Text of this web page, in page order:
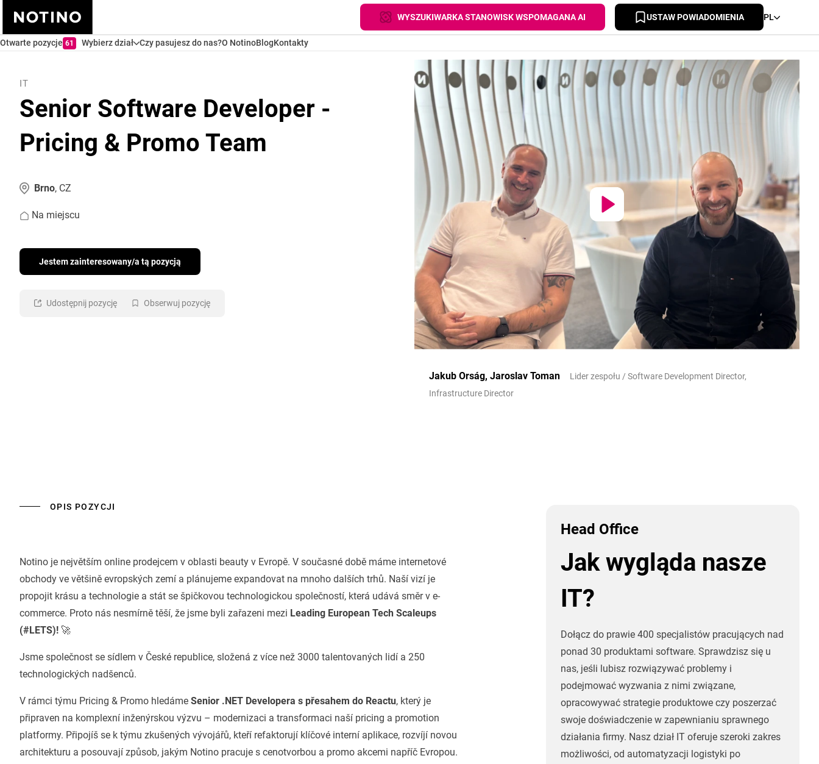
WYSZUKIWARKA STANOWISK WSPOMAGANA AI USTAW POWIADOMIENIA PL
Otwarte pozycje 61 Wybierz dział Czy pasujesz do nas?O NotinoBlogKontakty
IT
Senior Software Developer -
Pricing & Promo Team
Brno, CZ
Na miejscu
Jestem zainteresowany/a tą pozycją
Udostępnij pozycję Obserwuj pozycję
Jakub Orság, Jaroslav Toman
Lider zespołu / Software Development Director,
Infrastructure Director
OPIS POZYCJI
Notino je největším online prodejcem v oblasti beauty v Evropě. V současné době máme internetové
obchody ve většině evropských zemí a plánujeme expandovat na mnoho dalších trhů. Naší vizí je
propojit krásu a technologie a stát se špičkovou technologickou společností, která udává směr v e-
commerce. Proto nás nesmírně těší, že jsme byli zařazeni mezi Leading European Tech Scaleups
(#LETS)! 🚀
Jsme společnost se sídlem v České republice, složená z více než 3000 talentovaných lidí a 250
technologických nadšenců.
V rámci týmu Pricing & Promo hledáme Senior .NET Developera s přesahem do Reactu, který je
připraven na komplexní inženýrskou výzvu – modernizaci a transformaci naší pricing a promotion
platformy. Připojíš se k týmu zkušených vývojářů, kteří refaktorují klíčové interní aplikace, rozvíjí novou
architekturu a posouvají způsob, jakým Notino pracuje s cenotvorbou a promo akcemi napříč Evropou.
Head Office
Jak wygląda nasze
IT?
Dołącz do prawie 400 specjalistów pracujących nad
ponad 30 produktami software. Sprawdzisz się u
nas, jeśli lubisz rozwiązywać problemy i
podejmować wyzwania z nimi związane,
opracowywać strategie produktowe czy poszerzać
swoje doświadczenie w zapewnianiu sprawnego
działania firmy. Nasz dział IT oferuje szeroki zakres
możliwości, od automatyzacji logistyki po